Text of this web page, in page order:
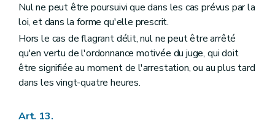
Nul ne peut être poursuivi que dans les cas prévus par la
loi, et dans la forme qu'elle prescrit.
Hors le cas de flagrant délit, nul ne peut être arrêté
qu'en vertu de l'ordonnance motivée du juge, qui doit
être signifiée au moment de l'arrestation, ou au plus tard
dans les vingt-quatre heures.
Art. 13.